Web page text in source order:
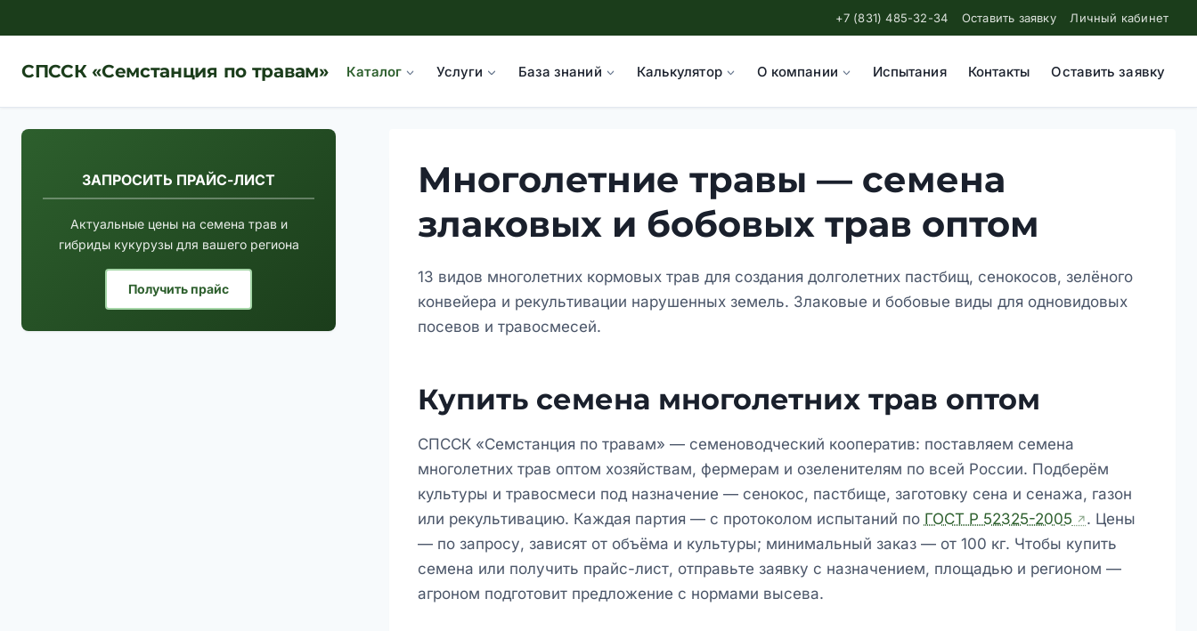
к
содержимому
+7 (831) 485-32-34 Оставить заявку Личный кабинет
СПССК «Семстанция по травам» Каталог Услуги База знаний Калькулятор О компании Испытания Контакты Оставить заявку
Многолетние травы — семена
злаковых и бобовых трав оптом
13 видов многолетних кормовых трав для создания долголетних пастбищ, сенокосов, зелёного
конвейера и рекультивации нарушенных земель. Злаковые и бобовые виды для одновидовых
посевов и травосмесей.
Купить семена многолетних трав оптом
СПССК «Семстанция по травам» — семеноводческий кооператив: поставляем семена
многолетних трав оптом хозяйствам, фермерам и озеленителям по всей России. Подберём
культуры и травосмеси под назначение — сенокос, пастбище, заготовку сена и сенажа, газон
или рекультивацию. Каждая партия — с протоколом испытаний по ГОСТ Р 52325-2005
. Цены
— по запросу, зависят от объёма и культуры; минимальный заказ — от 100 кг. Чтобы купить
семена или получить прайс-лист, отправьте заявку с назначением, площадью и регионом —
агроном подготовит предложение с нормами высева.
ЗАПРОСИТЬ ПРАЙС-ЛИСТ
Актуальные цены на семена трав и
гибриды кукурузы для вашего региона
Получить прайс